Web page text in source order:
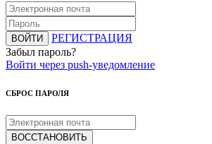
ВОЙТИ
РЕГИСТРАЦИЯ
Забыл пароль?
Войти через push-уведомление
СБРОС ПАРОЛЯ
ВОССТАНОВИТЬ